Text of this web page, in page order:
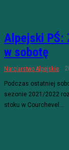
Alpejski PŚ:
w sobotę
Narciarstwo Alpejskie
Podczas ostatniej
sezonie 2021/2022
stoku w Courchevel...